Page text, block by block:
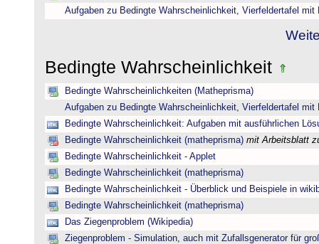
Aufgaben zu Bedingte Wahrscheinlichkeit, Vierfeldertafel mit
Bedingte Wahrscheinlichkeit
Bedingte Wahrscheinlichkeiten (Matheprisma)
Aufgaben zu Bedingte Wahrscheinlichkeit, Vierfeldertafel mit
Bedingte Wahrscheinlichkeit: Aufgaben mit ausführlichen
Bedingte Wahrscheinlichkeit (matheprisma) mit Arbeitsblatt
Bedingte Wahrscheinlichkeit - Applet
Bedingte Wahrscheinlichkeit (matheprisma)
Bedingte Wahrscheinlichkeit - Überblick und Beispiele in
Bedingte Wahrscheinlichkeit (matheprisma)
Das Ziegenproblem (Wikipedia)
Ziegenproblem - Simulation, auch mit Zufallsgenerator für